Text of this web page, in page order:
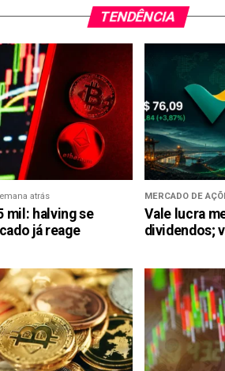
TENDÊNCIA
atrás
mil: halving se
já reage
MERCADO DE
Vale lucra
dividendos;